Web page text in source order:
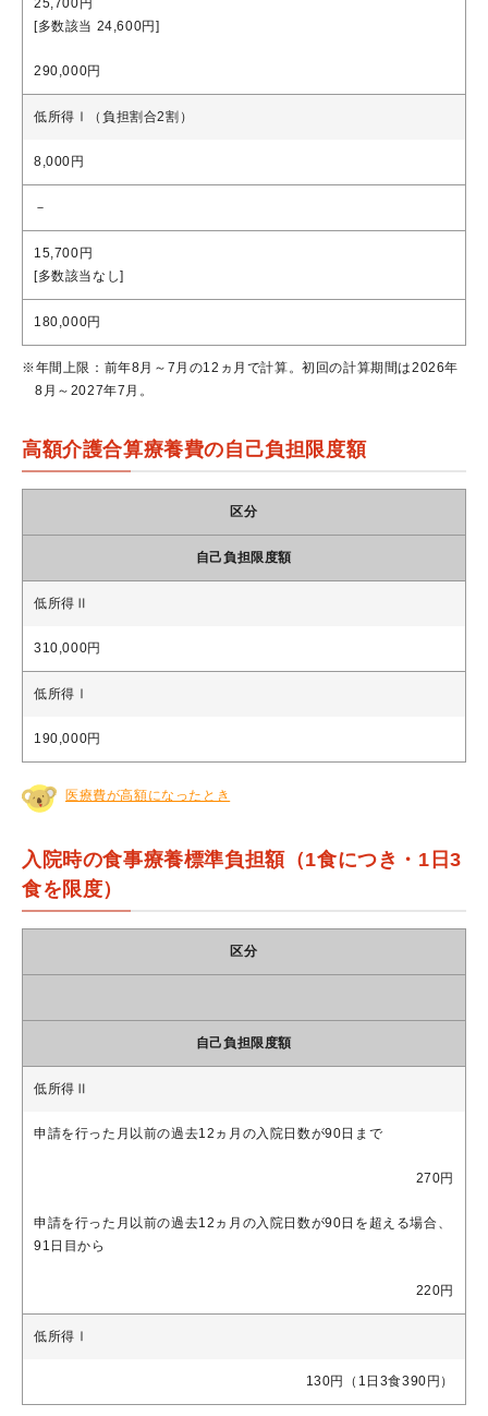
25,700円
[多数該当 24,600円]
290,000円
低所得Ⅰ（負担割合2割）
8,000円
－
15,700円
[多数該当なし]
180,000円
※年間上限：前年8月～7月の12ヵ月で計算。初回の計算期間は2026年
8月～2027年7月。
高額介護合算療養費の自己負担限度額
区分
自己負担限度額
低所得Ⅱ
310,000円
低所得Ⅰ
190,000円
医療費が高額になったとき
入院時の食事療養標準負担額（1食につき・1日3
食を限度）
区分
自己負担限度額
低所得Ⅱ
申請を行った月以前の過去12ヵ月の入院日数が90日まで
270円
申請を行った月以前の過去12ヵ月の入院日数が90日を超える場合、
91日目から
220円
低所得Ⅰ
130円（1日3食390円）